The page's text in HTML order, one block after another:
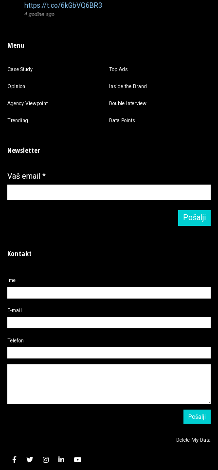
https://t.co/6kGbVQ6BR3
4 godine ago
Menu
Case Study Top Ads
Opinion Inside the Brand
Agency Viewpoint Double Interview
Trending Data Points
Newsletter
Vaš email *
Kontakt
Ime
E-mail
Telefon
Delete My Data